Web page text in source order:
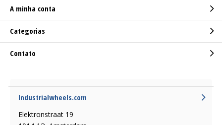
A minha conta
Categorias
Contato
Industrialwheels.com
Elektronstraat 19